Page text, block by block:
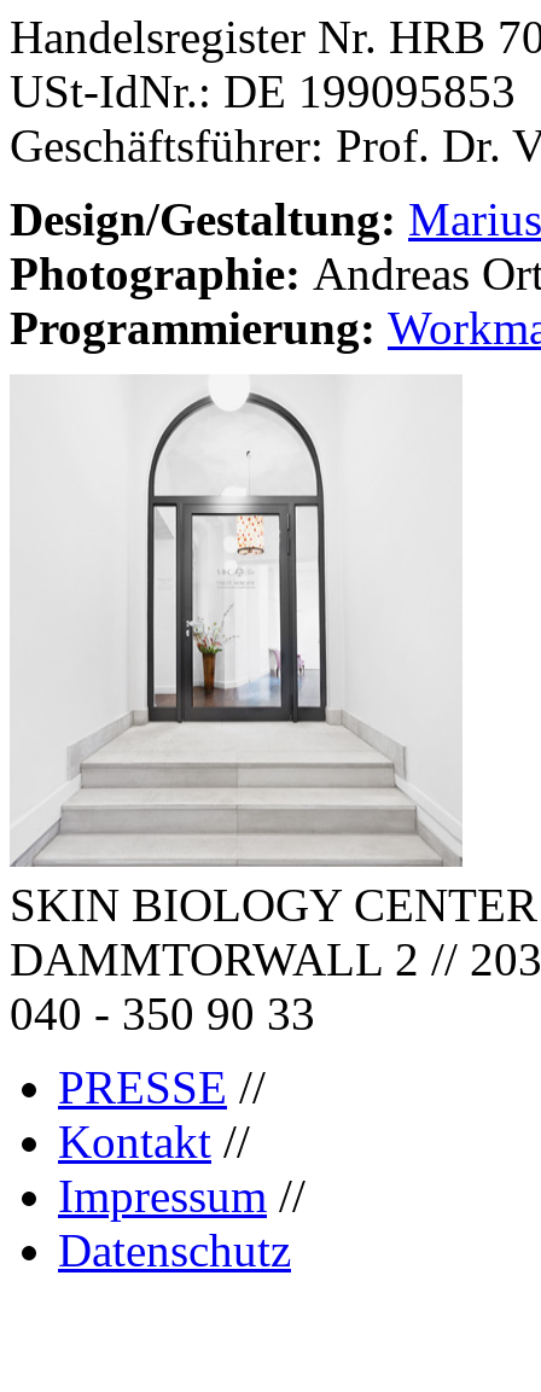
Handelsregister Nr. HRB
USt-IdNr.: DE 199095853
Geschäftsführer: Prof. Dr.
Design/Gestaltung:
Photographie: Andreas
Programmierung:
SKIN BIOLOGY
DAMMTORWALL 2 //
040 - 350 90 33
PRESSE //
Kontakt //
Impressum //
Datenschutz